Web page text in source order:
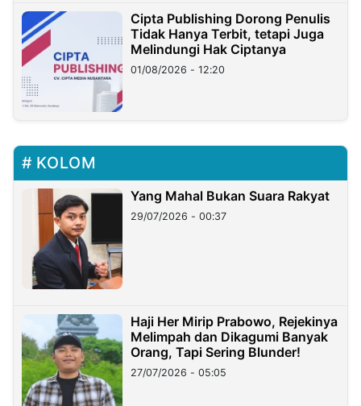
Cipta Publishing Dorong Penulis
Tidak Hanya Terbit, tetapi Juga
Melindungi Hak Ciptanya
01/08/2026 - 12:20
KOLOM
Yang Mahal Bukan Suara Rakyat
29/07/2026 - 00:37
Haji Her Mirip Prabowo, Rejekinya
Melimpah dan Dikagumi Banyak
Orang, Tapi Sering Blunder!
27/07/2026 - 05:05